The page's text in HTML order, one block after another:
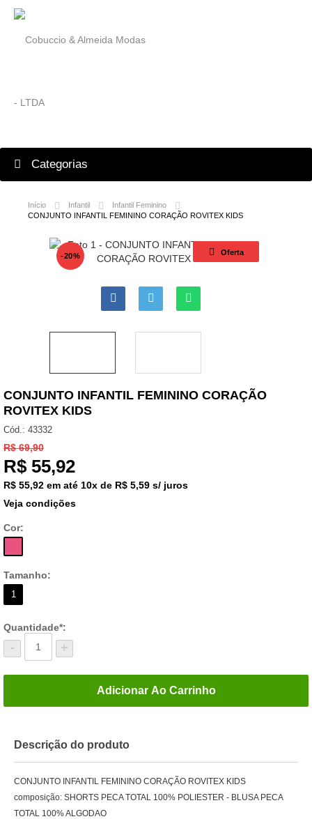
Categorias
Início Infantil
Infantil Feminino
CONJUNTO INFANTIL FEMININO CORAÇÃO ROVITEX KIDS
Oferta
-20%

CONJUNTO INFANTIL FEMININO CORAÇÃO
ROVITEX KIDS
Cód.: 43332
R$ 69,90
R$ 55,92
R$ 55,92 em até 10x de R$ 5,59 s/ juros
Veja condições
Cor:
Tamanho:
1
Quantidade*:
- +
Adicionar Ao Carrinho
Descrição do produto
CONJUNTO INFANTIL FEMININO CORAÇÃO ROVITEX KIDS
composição: SHORTS PECA TOTAL 100% POLIESTER - BLUSA PECA
TOTAL 100% ALGODAO